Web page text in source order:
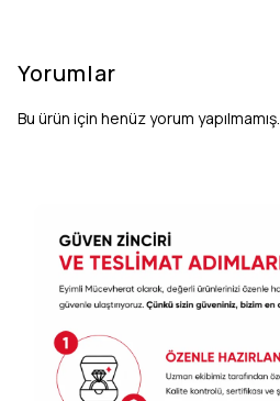
Yorumlar
Bu ürün için henüz yorum yapılmamış.